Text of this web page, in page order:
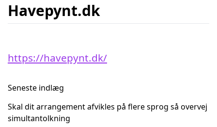
Havepynt.dk
https://havepynt.dk/
Seneste indlæg
Skal dit arrangement afvikles på flere sprog så overvej
simultantolkning